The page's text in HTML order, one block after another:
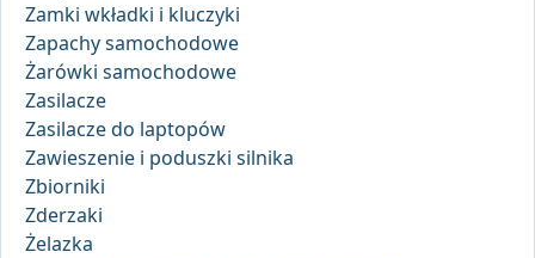
Zamki wkładki i kluczyki
Zapachy samochodowe
Żarówki samochodowe
Zasilacze
Zasilacze do laptopów
Zawieszenie i poduszki silnika
Zbiorniki
Zderzaki
Żelazka